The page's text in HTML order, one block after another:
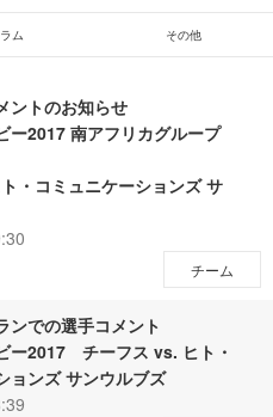
ム その他
ントのお知らせ
ー2017 南アフリカグループ
・コミュニケーションズ サ
チーム
ンでの選手コメント
ー2017 チーフス vs. ヒト・
ョンズ サンウルブズ